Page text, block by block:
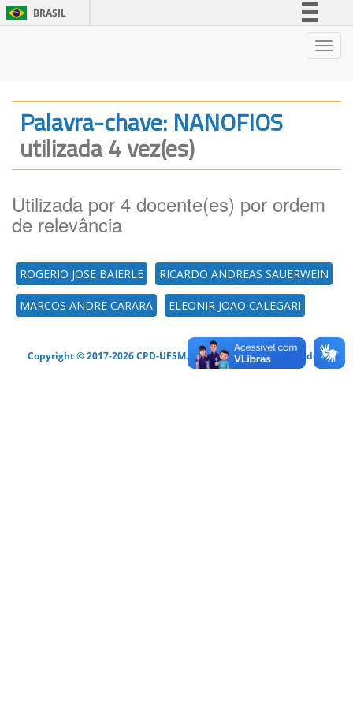
BRASIL
Legislação
Palavra-chave: NANOFIOS
utilizada 4 vez(es)
Utilizada por 4 docente(es) por ordem
de relevância
ROGERIO JOSE BAIERLE RICARDO ANDREAS SAUERWEIN
MARCOS ANDRE CARARA ELEONIR JOAO CALEGARI
Copyright © 2017-2026 CPD-UFSM. Todos os direitos reservados.